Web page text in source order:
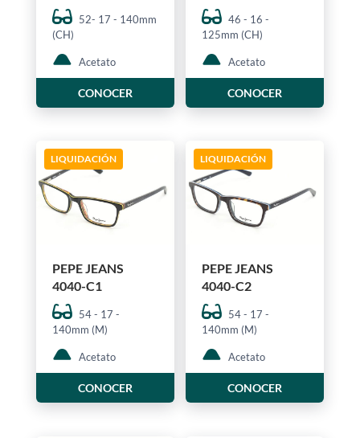
52- 17 - 140mm
(CH)
Acetato
CONOCER
46 - 16 -
125mm (CH)
Acetato
CONOCER
LIQUIDACIÓN
PEPE JEANS
4040-C1
54 - 17 -
140mm (M)
Acetato
CONOCER
LIQUIDACIÓN
PEPE JEANS
4040-C2
54 - 17 -
140mm (M)
Acetato
CONOCER